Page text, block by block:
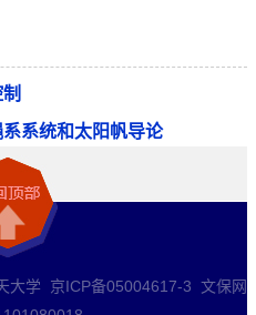
系统和太阳帆导论
大学 京ICP备05004617-3 文保网